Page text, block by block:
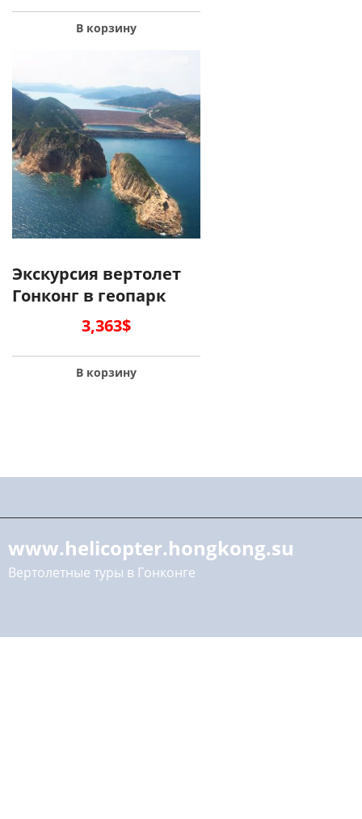
В корзину
Экскурсия вертолет
Гонконг в геопарк
3,363$
В корзину
www.helicopter.hongkong.su
Вертолетные туры в Гонконге